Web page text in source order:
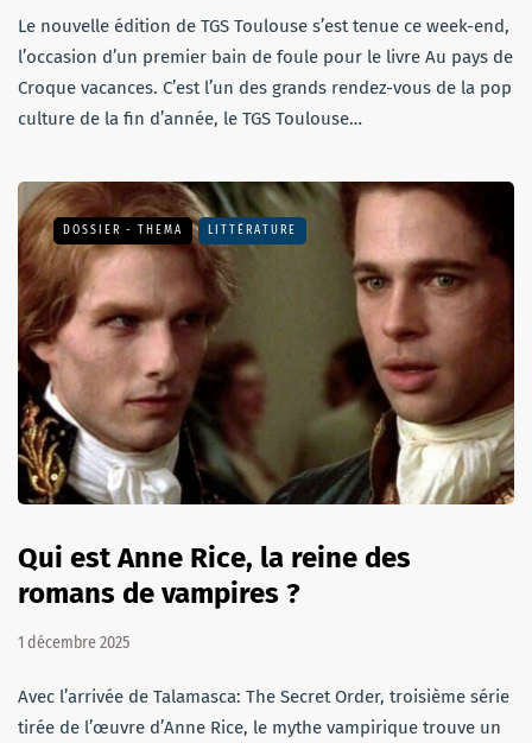
Le nouvelle édition de TGS Toulouse s’est tenue ce week-end,
l’occasion d’un premier bain de foule pour le livre Au pays de
Croque vacances. C’est l’un des grands rendez-vous de la pop
culture de la fin d’année, le TGS Toulouse…
DOSSIER - THEMA LITTÉRATURE
Qui est Anne Rice, la reine des
romans de vampires ?
1 décembre 2025
Avec l’arrivée de Talamasca: The Secret Order, troisième série
tirée de l’œuvre d’Anne Rice, le mythe vampirique trouve un